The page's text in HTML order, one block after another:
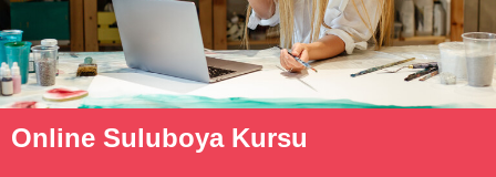
Online Suluboya Kursu